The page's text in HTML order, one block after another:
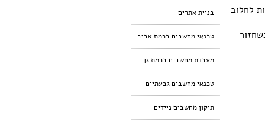
לחלוב
בניית אתרים
טכנאי מחשבים ברמת אביב
מעבדת מחשבים ברמת גן
טכנאי מחשבים גבעתיים
תיקון מחשבים ניידים